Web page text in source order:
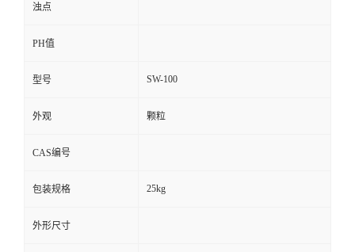
浊点
PH值
型号 SW-100
外观 颗粒
CAS编号
包装规格 25kg
外形尺寸